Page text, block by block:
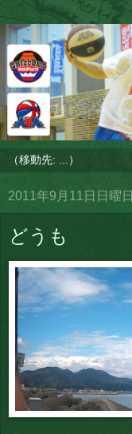
2011年9月11日日曜日
どうも